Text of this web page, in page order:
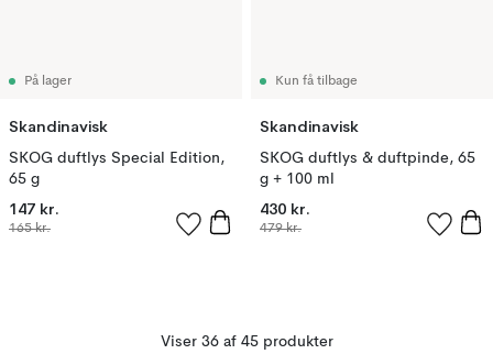
På lager
Skandinavisk
SKOG duftlys Special Edition,
65 g
147 kr.
165 kr.
Kun få tilbage
Skandinavisk
SKOG duftlys & duftpinde, 65
g + 100 ml
430 kr.
479 kr.
Viser 36 af 45 produkter